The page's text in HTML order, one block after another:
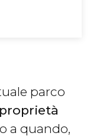
parco
a quando,